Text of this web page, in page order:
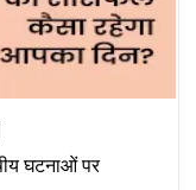
घटनाओं पर